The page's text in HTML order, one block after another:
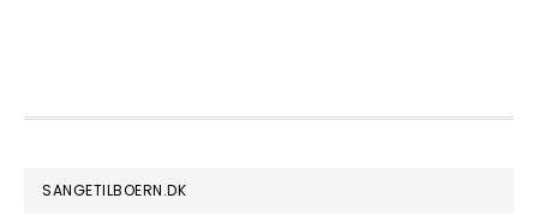
FOOTER
SANGETILBOERN.DK